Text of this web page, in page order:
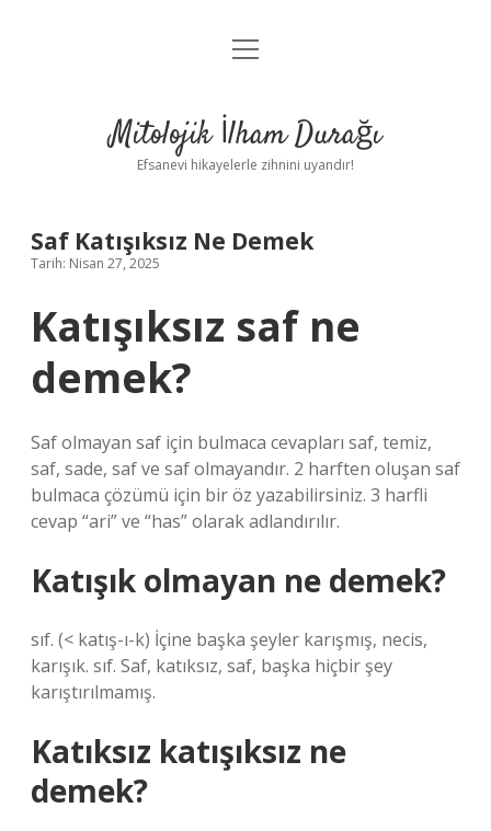
Anasayfa
Yasal Uyarı
menüyü
Mitolojik İlham Durağı
Efsanevi hikayelerle zihnini uyandır!
Saf Katışıksız Ne Demek
Tarih: Nisan 27, 2025
Katışıksız saf ne
demek?
Saf olmayan saf için bulmaca cevapları saf, temiz,
saf, sade, saf ve saf olmayandır. 2 harften oluşan saf
bulmaca çözümü için bir öz yazabilirsiniz. 3 harfli
cevap “ari” ve “has” olarak adlandırılır.
Katışık olmayan ne demek?
sıf. (< katış-ı-k) İçine başka şeyler karışmış, necis,
karışık. sıf. Saf, katıksız, saf, başka hiçbir şey
karıştırılmamış.
Katıksız katışıksız ne
demek?